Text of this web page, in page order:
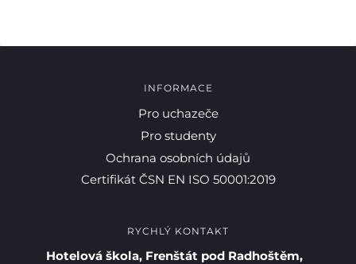
INFORMACE
Pro uchazeče
Pro studenty
Ochrana osobních údajů
Certifikát ČSN EN ISO 50001:2019
RYCHLÝ KONTAKT
Hotelová škola, Frenštát pod Radhoštěm,